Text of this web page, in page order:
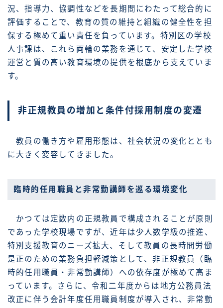
況、指導力、協調性などを長期間にわたって総合的に
評価することで、教育の質の維持と組織の健全性を担
保する極めて重い責任を負っています。特別区の学校
人事課は、これら両輪の業務を通じて、安定した学校
運営と質の高い教育環境の提供を根底から支えていま
す。
非正規教員の増加と条件付採用制度の変遷
教員の働き方や雇用形態は、社会状況の変化ととも
に大きく変容してきました。
臨時的任用職員と非常勤講師を巡る環境変化
かつては定数内の正規教員で構成されることが原則
であった学校現場ですが、近年は少人数学級の推進、
特別支援教育のニーズ拡大、そして教員の長時間労働
是正のための業務負担軽減策として、非正規教員（臨
時的任用職員・非常勤講師）への依存度が極めて高ま
っています。さらに、令和二年度からは地方公務員法
改正に伴う会計年度任用職員制度が導入され、非常勤